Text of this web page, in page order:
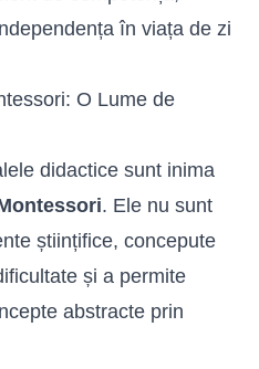
în viața de zi
O Lume de
didactice sunt inima
. Ele nu sunt
științifice, concepute
și a permite
abstracte prin